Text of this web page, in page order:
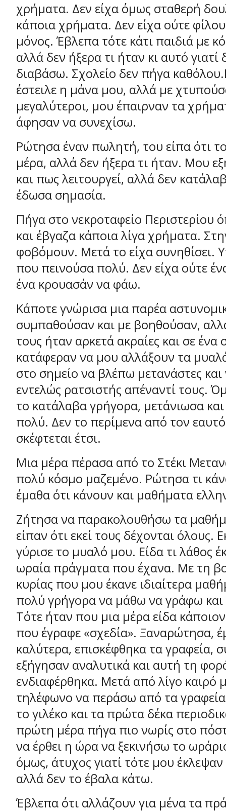
χρήματα. Δεν είχα όμως σταθερή
κάποια χρήματα. Δεν είχα ούτε
μόνος. Έβλεπα τότε κάτι παιδιά με
αλλά δεν ήξερα τι ήταν κι αυτό γιατί
διαβάσω. Σχολείο δεν πήγα
έστειλε η μάνα μου, αλλά με
μεγαλύτεροι, μου έπαιρναν τα
άφησαν να συνεχίσω.
Ρώτησα έναν πωλητή, του είπα ότι
μέρα, αλλά δεν ήξερα τι ήταν. Μου
και πως λειτουργεί, αλλά δεν
έδωσα σημασία.
Πήγα στο νεκροταφείο Περιστερίου
και έβγαζα κάποια λίγα χρήματα.
φοβόμουν. Μετά το είχα συνηθίσει.
που πεινούσα πολύ. Δεν είχα ούτε
ένα κρουασάν να φάω.
Κάποτε γνώρισα μια παρέα
συμπαθούσαν και με βοηθούσαν,
τους ήταν αρκετά ακραίες και σε ένα
κατάφεραν να μου αλλάξουν τα
στο σημείο να βλέπω μετανάστες και
εντελώς ρατσιστής απέναντί τους.
το κατάλαβα γρήγορα, μετάνιωσα και
πολύ. Δεν το περίμενα από τον
σκέφτεται έτσι.
Μια μέρα πέρασα από το Στέκι
πολύ κόσμο μαζεμένο. Ρώτησα τι
έμαθα ότι κάνουν και μαθήματα
Ζήτησα να παρακολουθήσω τα
είπαν ότι εκεί τους δέχονται όλους.
γύρισε το μυαλό μου. Είδα τι λάθος
ωραία πράγματα που έχανα. Με τη
κυρίας που μου έκανε ιδιαίτερα
πολύ γρήγορα να μάθω να γράφω
Τότε ήταν που μια μέρα είδα
που έγραφε «σχεδία». Ξαναρώτησα,
καλύτερα, επισκέφθηκα τα γραφεία,
εξήγησαν αναλυτικά και αυτή τη
ενδιαφέρθηκα. Μετά από λίγο καιρό
τηλέφωνο να περάσω από τα
το γιλέκο και τα πρώτα δέκα
πρώτη μέρα πήγα πιο νωρίς στο
να έρθει η ώρα να ξεκινήσω το
όμως, άτυχος γιατί τότε μου
αλλά δεν το έβαλα κάτω.
Έβλεπα ότι αλλάζουν για μένα τα